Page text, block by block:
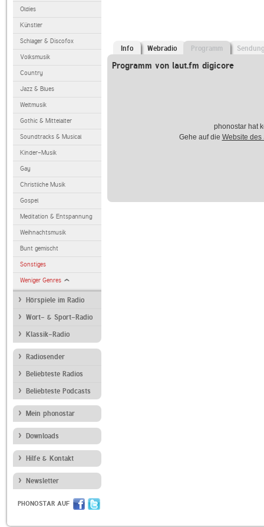
Oldies
Künstler
Schlager & Discofox
Volksmusik
Country
Jazz & Blues
Weltmusik
Gothic & Mittelalter
Soundtracks & Musical
Kinder-Musik
Gay
Christliche Musik
Gospel
Meditation & Entspannung
Weihnachtsmusik
Bunt gemischt
Sonstiges
Weniger Genres
Hörspiele im Radio
Wort- & Sport-Radio
Klassik-Radio
Radiosender
Beliebteste Radios
Beliebteste Podcasts
Mein phonostar
Downloads
Hilfe & Kontakt
Newsletter
PHONOSTAR AUF
Info Webradio Programm
Programm von laut.fm digicore
phonostar hat
Gehe auf die Website des